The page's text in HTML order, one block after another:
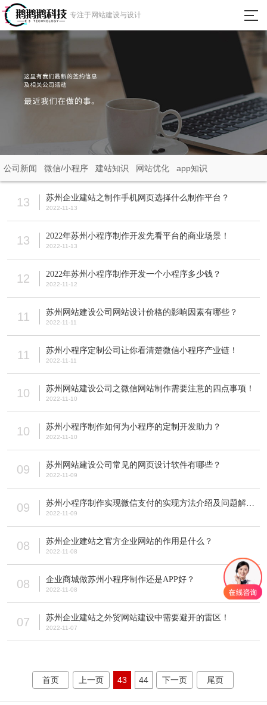
专注于网站建设与设计
瀵
微信小程序
APP定制开发
关于我们
公司新闻 微信/小程序 建站知识 网站优化 app知识
13 苏州企业建站之制作手机网页选择什么制作平台？
2022-11-13
13 2022年苏州小程序制作开发先看平台的商业场景！
2022-11-13
12 2022年苏州小程序制作开发一个小程序多少钱？
2022-11-12
11 苏州网站建设公司网站设计价格的影响因素有哪些？
2022-11-11
11 苏州小程序定制公司让你看清楚微信小程序产业链！
2022-11-11
10 苏州网站建设公司之微信网站制作需要注意的四点事项！
2022-11-10
10 苏州小程序制作如何为小程序的定制开发助力？
2022-11-10
09 苏州网站建设公司常见的网页设计软件有哪些？
2022-11-09
09 苏州小程序制作实现微信支付的实现方法介绍及问题解答！
2022-11-09
08 苏州企业建站之官方企业网站的作用是什么？
2022-11-08
08 企业商城做苏州小程序制作还是APP好？
2022-11-08
07 苏州企业建站之外贸网站建设中需要避开的雷区！
2022-11-07
首页 上一页 43 44 下一页 尾页